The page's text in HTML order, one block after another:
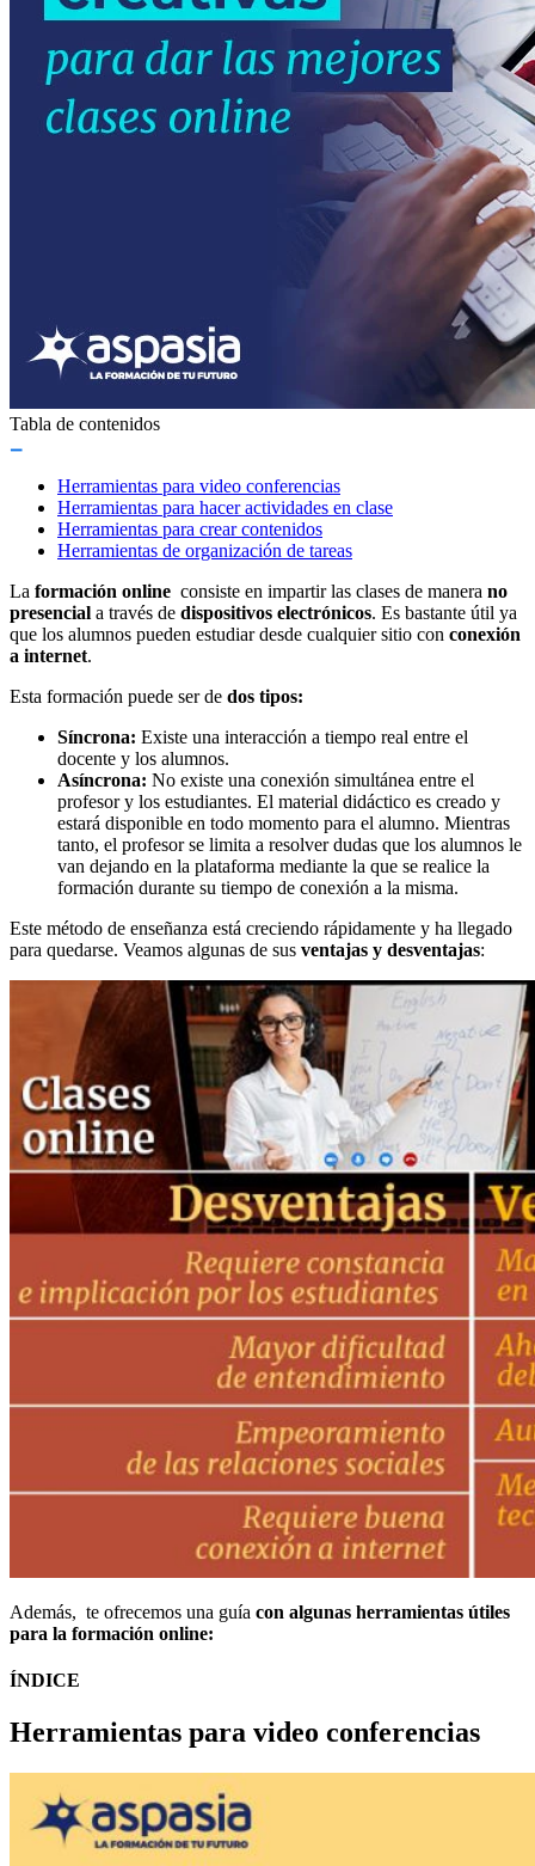
Tabla de contenidos
Herramientas para video conferencias
Herramientas para hacer actividades en clase
Herramientas para crear contenidos
Herramientas de organización de tareas
La formación online consiste en impartir las clases de manera no
presencial a través de dispositivos electrónicos. Es bastante útil ya
que los alumnos pueden estudiar desde cualquier sitio con conexión
a internet.
Esta formación puede ser de dos tipos:
Síncrona: Existe una interacción a tiempo real entre el
docente y los alumnos.
Asíncrona: No existe una conexión simultánea entre el
profesor y los estudiantes. El material didáctico es creado y
estará disponible en todo momento para el alumno. Mientras
tanto, el profesor se limita a resolver dudas que los alumnos le
van dejando en la plataforma mediante la que se realice la
formación durante su tiempo de conexión a la misma.
Este método de enseñanza está creciendo rápidamente y ha llegado
para quedarse. Veamos algunas de sus ventajas y desventajas:
Además, te ofrecemos una guía con algunas herramientas útiles
para la formación online:
ÍNDICE
Herramientas para video conferencias